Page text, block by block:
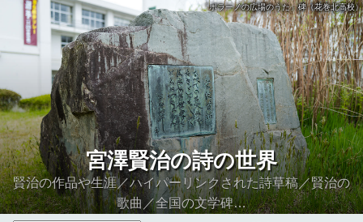
「ポラーノの広場のうた」碑（花巻北高校）
宮澤賢治の詩の世界
賢治の作品や生涯／ハイパーリンクされた詩草稿／賢治の
歌曲／全国の文学碑…